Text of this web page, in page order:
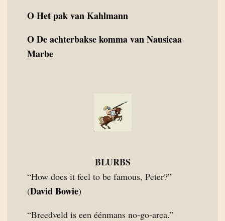
OHet pak van Kahlmann
ODe achterbakse komma van Nausicaa
Marbe
BLURBS
“How does it feel to be famous, Peter?”
(David Bowie)
“Breedveld is een éénmans no-go-area.”